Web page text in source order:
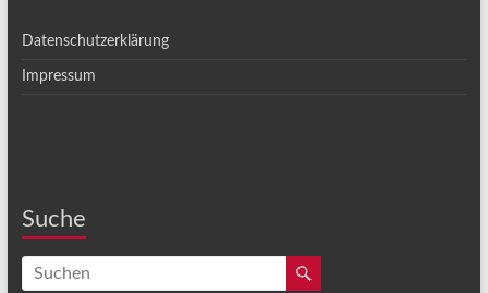
Datenschutzerklärung
Impressum
Suche